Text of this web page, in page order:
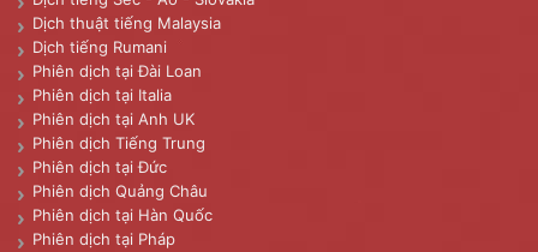
Dịch thuật tiếng Malaysia
Dịch tiếng Rumani
Phiên dịch tại Đài Loan
Phiên dịch tại Italia
Phiên dịch tại Anh UK
Phiên dịch Tiếng Trung
Phiên dịch tại Đức
Phiên dịch Quảng Châu
Phiên dịch tại Hàn Quốc
Phiên dịch tại Pháp